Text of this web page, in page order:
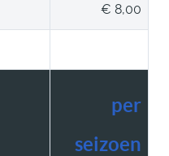
€ 8,00
per
seizoen